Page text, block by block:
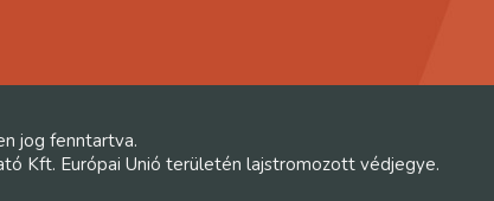
jog fenntartva.
Kft. Európai Unió területén lajstromozott védjegye.